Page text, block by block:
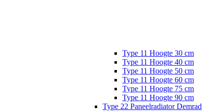
Type 11 Hoogte 30 cm
Type 11 Hoogte 40 cm
Type 11 Hoogte 50 cm
Type 11 Hoogte 60 cm
Type 11 Hoogte 75 cm
Type 11 Hoogte 90 cm
Type 22 Paneelradiator Demrad